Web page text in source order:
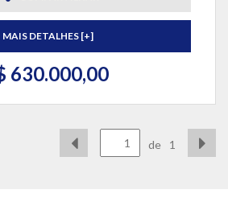
MAIS DETALHES [+]
630.000,00
de 1